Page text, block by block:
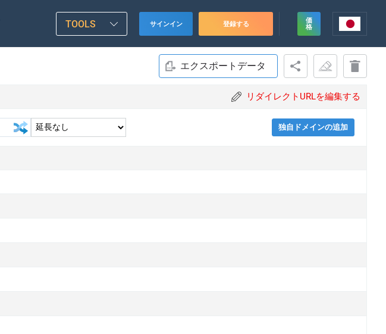
TOOLS サインイン 登録する
価
格
エクスポートデータ
リダイレクトURLを編集する
独自ドメインの追加